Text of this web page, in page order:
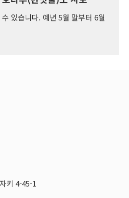
있습니다. 예년 5월 말부터 6월
키 4-45-1